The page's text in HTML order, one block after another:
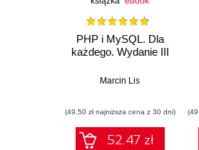
PHP i MySQL. Dla
każdego. Wydanie III
Marcin Lis
(49,50 zł najniższa cena z 30 dni)
52.47 zł